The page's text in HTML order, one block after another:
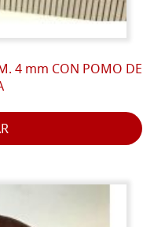
4 mm CON POMO DE